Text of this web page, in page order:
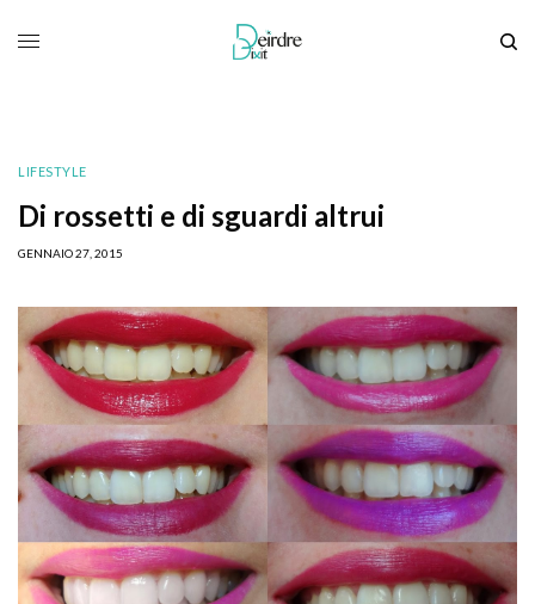
LIFESTYLE
Di rossetti e di sguardi altrui
GENNAIO 27, 2015